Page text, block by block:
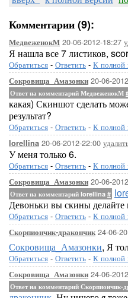
Комментарии (9):
МедвеженокМ 20-06-2012-18:27
Я нашла все 7 листиков,
Обратиться - Ответить - К полной
Сокровища_Амазонки 20-06-
Ответ на комментарий МедвеженокМ
какая) Скиншот сделать
результат?
Обратиться - Ответить - К полной
lorellina 20-06-2012-22:00
У меня только 6.
Обратиться - Ответить - К полной
Сокровища_Амазонки 20-06-
Ответ на комментарий lorellina #
Девоньки вы скины делайте
Обратиться - Ответить - К полной
Скорпиончик-дракончик24-06-
Сокровища_Амазонки, Я
Обратиться - Ответить - К полной
Сокровища_Амазонки 24-06-
Ответ на комментарий Скорпиончик-